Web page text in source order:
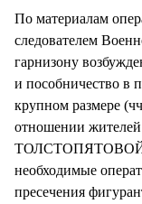
По материалам
следователем
гарнизону
и пособничество в
крупном размере
отношении
ТОЛСТОПЯТОВОЙ. В
необходимые
пресечения